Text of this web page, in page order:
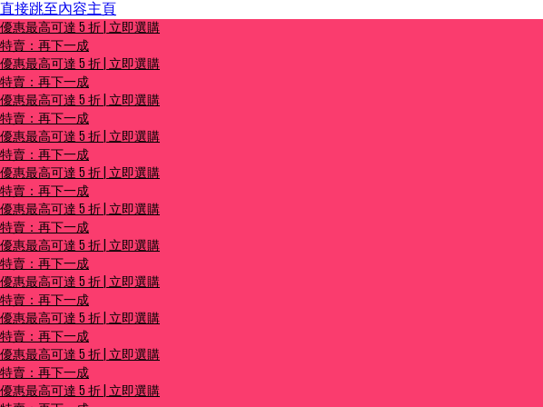
直接跳至內容主頁
優惠最高可達 5 折 | 立即選購
特賣：再下一成
優惠最高可達 5 折 | 立即選購
特賣：再下一成
優惠最高可達 5 折 | 立即選購
特賣：再下一成
優惠最高可達 5 折 | 立即選購
特賣：再下一成
優惠最高可達 5 折 | 立即選購
特賣：再下一成
優惠最高可達 5 折 | 立即選購
特賣：再下一成
優惠最高可達 5 折 | 立即選購
特賣：再下一成
優惠最高可達 5 折 | 立即選購
特賣：再下一成
優惠最高可達 5 折 | 立即選購
特賣：再下一成
優惠最高可達 5 折 | 立即選購
特賣：再下一成
優惠最高可達 5 折 | 立即選購
特賣：再下一成
優惠最高可達 5 折 | 立即選購